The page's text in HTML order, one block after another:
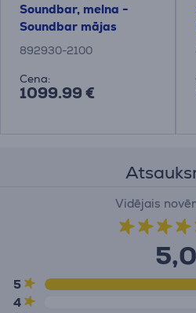
Soundbar, melna -
Soundbar mājas
kinozāle
892930-2100
Cena:
1099.99 €
Vidējais
5,0
5
4